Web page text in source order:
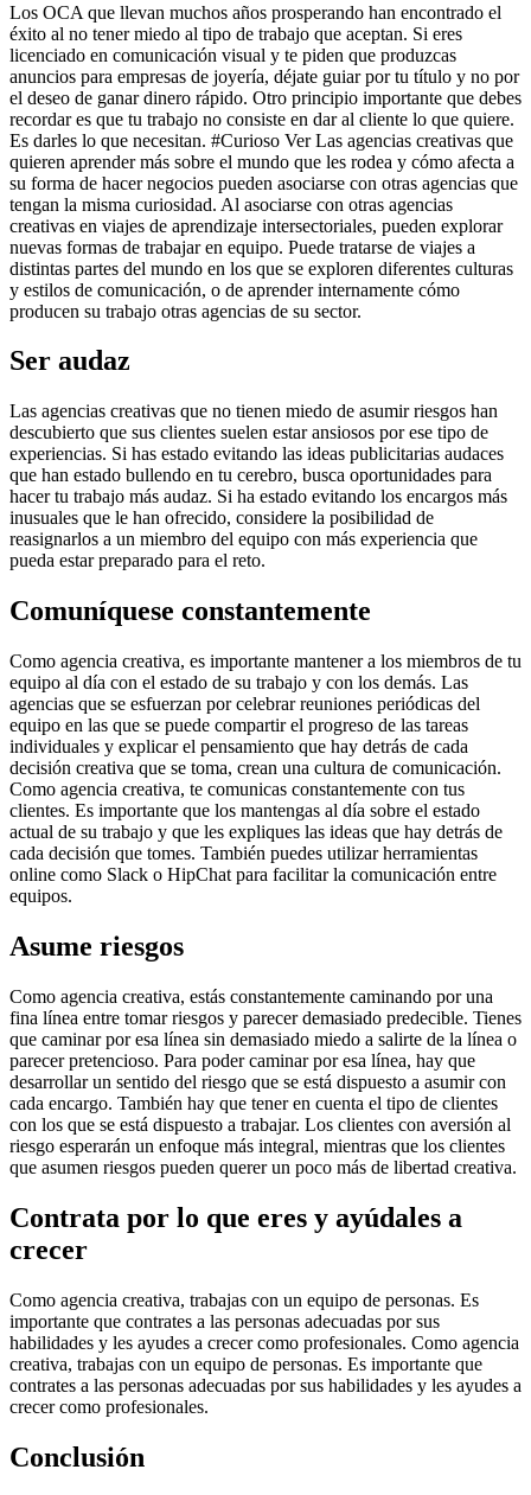
Los OCA que llevan muchos años prosperando han encontrado el
éxito al no tener miedo al tipo de trabajo que aceptan. Si eres
licenciado en comunicación visual y te piden que produzcas
anuncios para empresas de joyería, déjate guiar por tu título y no por
el deseo de ganar dinero rápido. Otro principio importante que debes
recordar es que tu trabajo no consiste en dar al cliente lo que quiere.
Es darles lo que necesitan. #Curioso Ver Las agencias creativas que
quieren aprender más sobre el mundo que les rodea y cómo afecta a
su forma de hacer negocios pueden asociarse con otras agencias que
tengan la misma curiosidad. Al asociarse con otras agencias
creativas en viajes de aprendizaje intersectoriales, pueden explorar
nuevas formas de trabajar en equipo. Puede tratarse de viajes a
distintas partes del mundo en los que se exploren diferentes culturas
y estilos de comunicación, o de aprender internamente cómo
producen su trabajo otras agencias de su sector.
Ser audaz
Las agencias creativas que no tienen miedo de asumir riesgos han
descubierto que sus clientes suelen estar ansiosos por ese tipo de
experiencias. Si has estado evitando las ideas publicitarias audaces
que han estado bullendo en tu cerebro, busca oportunidades para
hacer tu trabajo más audaz. Si ha estado evitando los encargos más
inusuales que le han ofrecido, considere la posibilidad de
reasignarlos a un miembro del equipo con más experiencia que
pueda estar preparado para el reto.
Comuníquese constantemente
Como agencia creativa, es importante mantener a los miembros de tu
equipo al día con el estado de su trabajo y con los demás. Las
agencias que se esfuerzan por celebrar reuniones periódicas del
equipo en las que se puede compartir el progreso de las tareas
individuales y explicar el pensamiento que hay detrás de cada
decisión creativa que se toma, crean una cultura de comunicación.
Como agencia creativa, te comunicas constantemente con tus
clientes. Es importante que los mantengas al día sobre el estado
actual de su trabajo y que les expliques las ideas que hay detrás de
cada decisión que tomes. También puedes utilizar herramientas
online como Slack o HipChat para facilitar la comunicación entre
equipos.
Asume riesgos
Como agencia creativa, estás constantemente caminando por una
fina línea entre tomar riesgos y parecer demasiado predecible. Tienes
que caminar por esa línea sin demasiado miedo a salirte de la línea o
parecer pretencioso. Para poder caminar por esa línea, hay que
desarrollar un sentido del riesgo que se está dispuesto a asumir con
cada encargo. También hay que tener en cuenta el tipo de clientes
con los que se está dispuesto a trabajar. Los clientes con aversión al
riesgo esperarán un enfoque más integral, mientras que los clientes
que asumen riesgos pueden querer un poco más de libertad creativa.
Contrata por lo que eres y ayúdales a
crecer
Como agencia creativa, trabajas con un equipo de personas. Es
importante que contrates a las personas adecuadas por sus
habilidades y les ayudes a crecer como profesionales. Como agencia
creativa, trabajas con un equipo de personas. Es importante que
contrates a las personas adecuadas por sus habilidades y les ayudes a
crecer como profesionales.
Conclusión